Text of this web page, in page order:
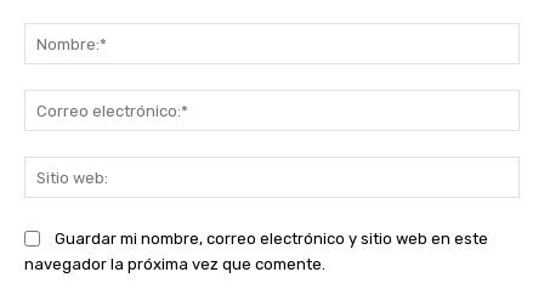
Guardar mi nombre, correo electrónico y sitio web en este
navegador la próxima vez que comente.